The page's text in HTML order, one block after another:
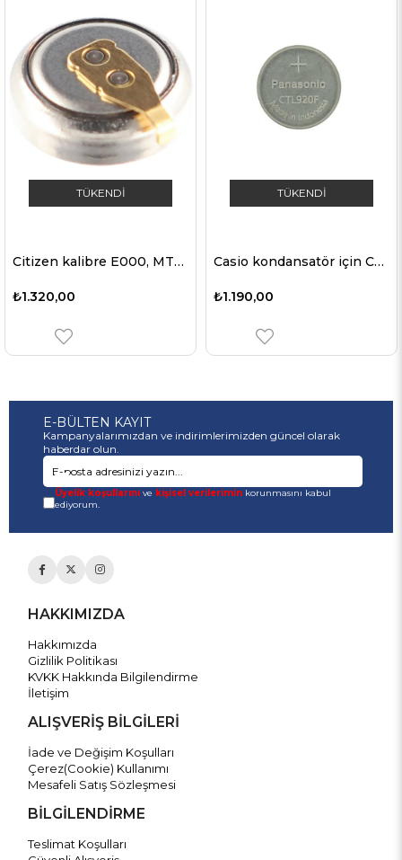
TÜKENDI
Citizen kalibre E000, MT621, kapasitör 295-51, 295-5100, E168, E410G, 1.5V için uygun Panasonic pil, bayraklı
₺1.320,00
TÜKENDI
Casio kondansatör için CTL920 Panasonic pil CTL920, CTL920F, CTL927F tutucu olmadan, boyutlar 2,0 x 9,5 mm
₺1.190,00
E-BÜLTEN KAYIT
Kampanyalarımızdan ve indirimlerimizden güncel olarak
haberdar olun.
Üyelik koşullarınıve kişisel verileriminkorunmasını kabul
ediyorum.
HAKKIMIZDA
Hakkımızda
Gizlilik Politikası
KVKK Hakkında Bilgilendirme
İletişim
ALIŞVERİŞ BİLGİLERİ
İade ve Değişim Koşulları
Çerez(Cookie) Kullanımı
Mesafeli Satış Sözleşmesi
BİLGİLENDİRME
Teslimat Koşulları